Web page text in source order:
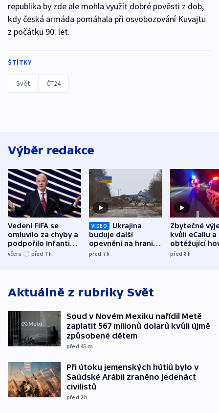
republika by zde ale mohla využít dobré pověsti z dob,
kdy česká armáda pomáhala při osvobozování Kuvajtu
z počátku 90. let.
ŠTÍTKY
Svět ČT24
Výběr redakce
Vedení FIFA se
omluvilo za chyby a
podpořilo Infantina.
UEFA trvá na
včera před 7 h
VIDEO
Ukrajina
buduje další
opevnění na hranici
s Běloruskem
před 7h
Zbytečné
kvůli eCallu a
obtěžující
zdržují
před 8h
Aktuálně z rubriky Svět
Soud v Novém Mexiku nařídil Metě
zaplatit 567 milionů dolarů kvůli újmě
způsobené dětem
před 45 m
Při útoku jemenských hútiů bylo v
Saúdské Arábii zraněno jedenáct
civilistů
před 2h